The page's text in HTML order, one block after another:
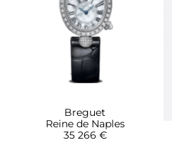
Breguet
Reine de Naples
35 266 €